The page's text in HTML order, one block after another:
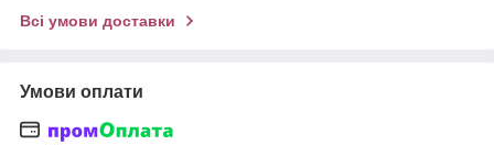
Всі умови доставки
Умови оплати